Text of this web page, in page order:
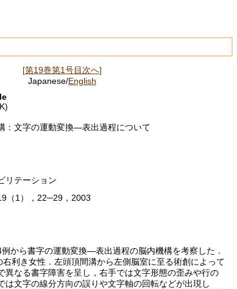
[第19巻第1号目次へ]
Japanese/English
：文字の運動変換―表出過程について
リテーション
（1），22─29，2003
から書字の運動変換―表出過程の脳内機構を考察した．
利き女性．左頭頂間溝から左側脳室に至る術創によって
異なる書字障害を呈し，右手では文字形態の歪みや行の
は文字の線分方向の誤りや文字軸の回転などが出現し